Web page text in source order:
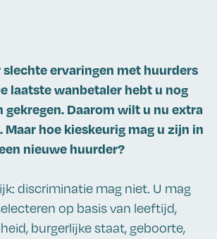
slechte ervaringen met huurders
laatste wanbetaler hebt u nog
gekregen. Daarom wilt u nu extra
hoe kieskeurig mag u zijn in
nieuwe huurder?
discriminatie mag niet. U mag
op basis van leeftijd,
burgerlijke staat, geboorte,